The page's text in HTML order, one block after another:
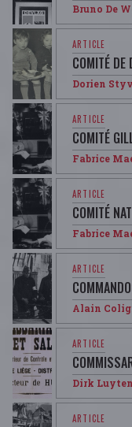
Bruno De
COMITÉ DE
Dorien
COMITÉ
Fabrice
COMITÉ
Fabrice
Alain
Dirk Luyten